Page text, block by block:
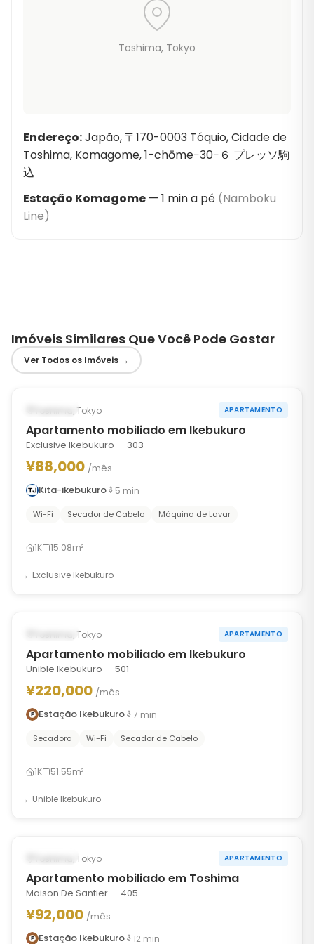
opções mais bem conectadas em termos de
transporte para residentes internacionais.
Toshima, Tokyo
Endereço:Japão, 〒170-0003 Tóquio, Cidade de
Toshima, Komagome, 1-chōme−30−６ プレッソ駒
込
Estação Komagome — 1 min a pé (Namboku
Line)
Imóveis Similares Que Você Pode Gostar
Ver Todos os Imóveis →
Toshima, Tokyo APARTAMENTO
Apartamento mobiliado em Ikebukuro
Exclusive Ikebukuro — 303
¥88,000 /mês
Kita-ikebukuro
5 min
Wi-Fi Secador de Cabelo Máquina de Lavar
1K 15.08m²
Exclusive Ikebukuro
Toshima, Tokyo APARTAMENTO
Apartamento mobiliado em Ikebukuro
Unible Ikebukuro — 501
¥220,000 /mês
Estação Ikebukuro
7 min
Secadora Wi-Fi Secador de Cabelo
1K 51.55m²
Unible Ikebukuro
Toshima, Tokyo APARTAMENTO
Apartamento mobiliado em Toshima
Maison De Santier — 405
¥92,000 /mês
Estação Ikebukuro
12 min